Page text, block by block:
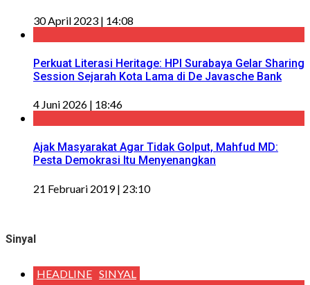
30 April 2023 | 14:08
Perkuat Literasi Heritage: HPI Surabaya Gelar Sharing
Session Sejarah Kota Lama di De Javasche Bank
4 Juni 2026 | 18:46
Ajak Masyarakat Agar Tidak Golput, Mahfud MD:
Pesta Demokrasi Itu Menyenangkan
21 Februari 2019 | 23:10
Sinyal
HEADLINE SINYAL